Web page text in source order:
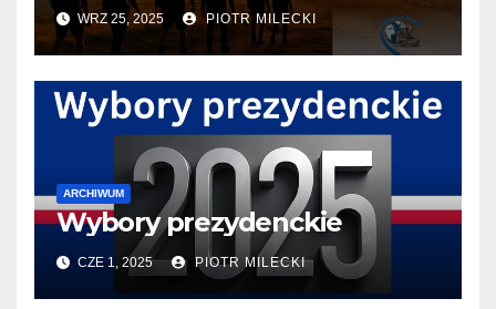
WRZ 25, 2025 PIOTR MILECKI
ARCHIWUM
Wybory prezydenckie
CZE 1, 2025 PIOTR MILECKI